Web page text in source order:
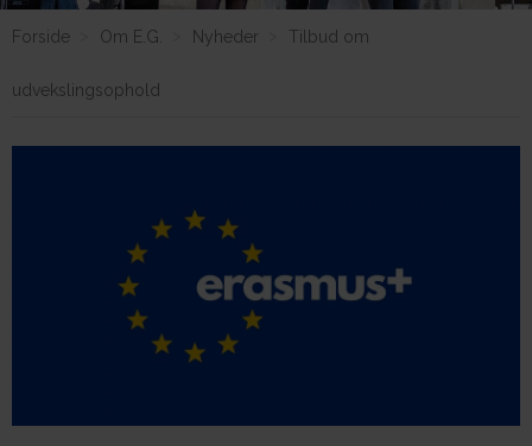
Vores uddannelser
Forside Om E.G. Nyheder Tilbud om
udvekslingsophold